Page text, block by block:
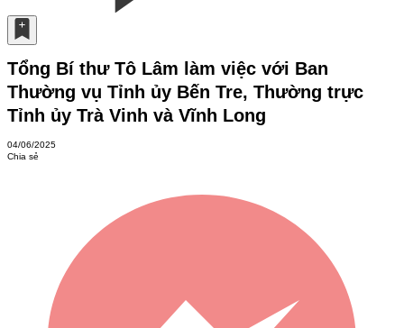
Tổng Bí thư Tô Lâm làm việc với Ban
Thường vụ Tỉnh ủy Bến Tre, Thường trực
Tỉnh ủy Trà Vinh và Vĩnh Long
04/06/2025
Chia sẻ